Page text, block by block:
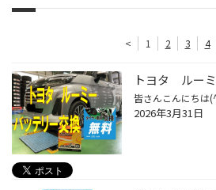
< 1 2 3 4
トヨタ ルー
2026年3月31日